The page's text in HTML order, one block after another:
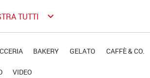
TUTTI keyboard_arrow_down
BAKERY GELATO CAFFÈ & CO.
VIDEO